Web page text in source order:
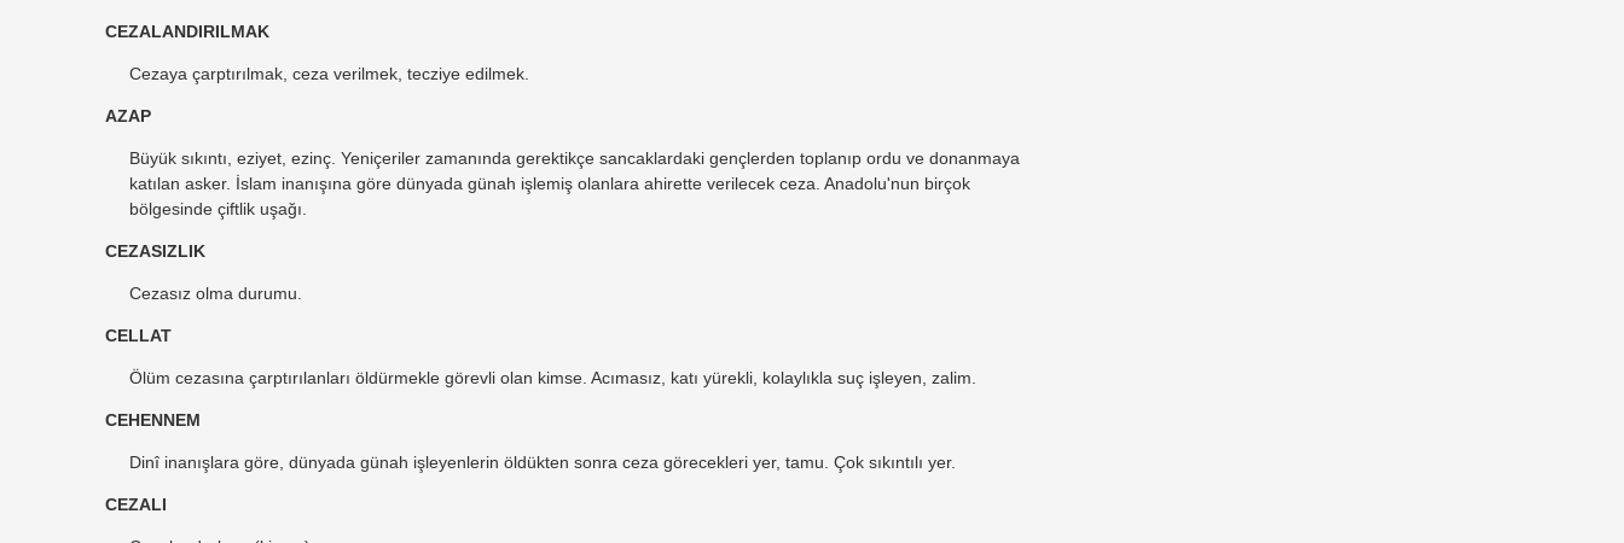
CEZALANDIRILMAK
Cezaya çarptırılmak, ceza verilmek, tecziye edilmek.
AZAP
Büyük sıkıntı, eziyet, ezinç. Yeniçeriler zamanında gerektikçe sancaklardaki gençlerden toplanıp ordu ve donanmaya
katılan asker. İslam inanışına göre dünyada günah işlemiş olanlara ahirette verilecek ceza. Anadolu'nun birçok
bölgesinde çiftlik uşağı.
CEZASIZLIK
Cezasız olma durumu.
CELLAT
Ölüm cezasına çarptırılanları öldürmekle görevli olan kimse. Acımasız, katı yürekli, kolaylıkla suç işleyen, zalim.
CEHENNEM
Dinî inanışlara göre, dünyada günah işleyenlerin öldükten sonra ceza görecekleri yer, tamu. Çok sıkıntılı yer.
CEZALI